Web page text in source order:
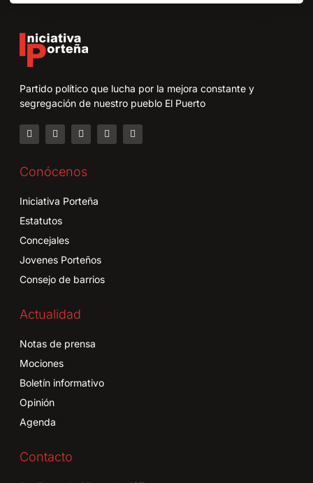
Partido político que lucha por la mejora constante y
segregación de nuestro pueblo El Puerto
Conócenos
Iniciativa Porteña
Estatutos
Concejales
Jovenes Porteños
Consejo de barrios
Actualidad
Notas de prensa
Mociones
Boletín informativo
Opinión
Agenda
Contacto